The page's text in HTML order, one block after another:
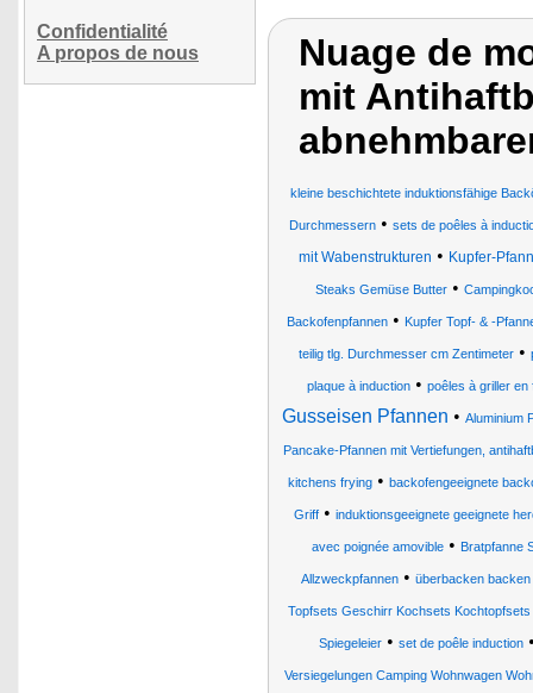
Confidentialité
A propos de nous
Nuage de
mit
kleine beschichtete induktionsfähige
Durchmessern• sets de poêles à
mit Wabenstrukturen • Kupfer-
Steaks Gemüse Butter•
Backofenpfannen • Kupfer Topf- & -
teilig tlg. Durchmesser cm Zentimeter•
plaque à induction • poêles à griller en
Gusseisen Pfannen • Aluminium
Pancake-Pfannen mit Vertiefungen,
kitchens frying• backofengeeignete
Griff• induktionsgeeignete geeignete
avec poignée amovible • Bratpfanne
Allzweckpfannen• überbacken
Topfsets Geschirr Kochsets
Spiegeleier • set de poêle induction
Versiegelungen Camping Wohnwagen